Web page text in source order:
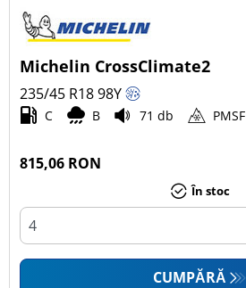
Michelin CrossClimate2
235/45 R1898Y
C B 71 db PMSF
815,06 RON
În stoc
CUMPĂRĂ